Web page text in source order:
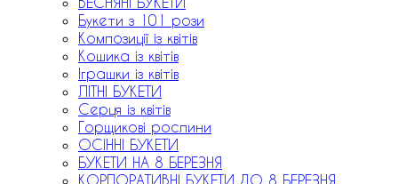
Букети з 101 рози
Композиції із квітів
Кошика із квітів
Іграшки із квітів
ЛІТНІ БУКЕТИ
Серця із квітів
Горщикові рослини
ОСІННІ БУКЕТИ
БУКЕТИ НА 8 БЕРЕЗНЯ
КОРПОРАТИВНІ БУКЕТИ ДО 8 БЕРЕЗНЯ